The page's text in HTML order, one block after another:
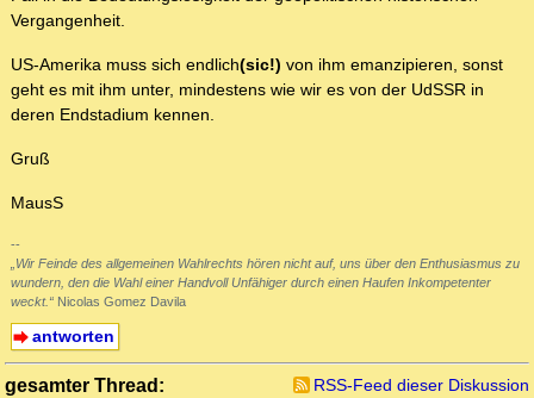
Vergangenheit.
US-Amerika muss sich endlich(sic!) von ihm emanzipieren, sonst
geht es mit ihm unter, mindestens wie wir es von der UdSSR in
deren Endstadium kennen.
Gruß
MausS
--
„Wir Feinde des allgemeinen Wahlrechts hören nicht auf, uns über den Enthusiasmus zu
wundern, den die Wahl einer Handvoll Unfähiger durch einen Haufen Inkompetenter
weckt.“ Nicolas Gomez Davila
antworten
gesamter Thread:
RSS-Feed dieser Diskussion